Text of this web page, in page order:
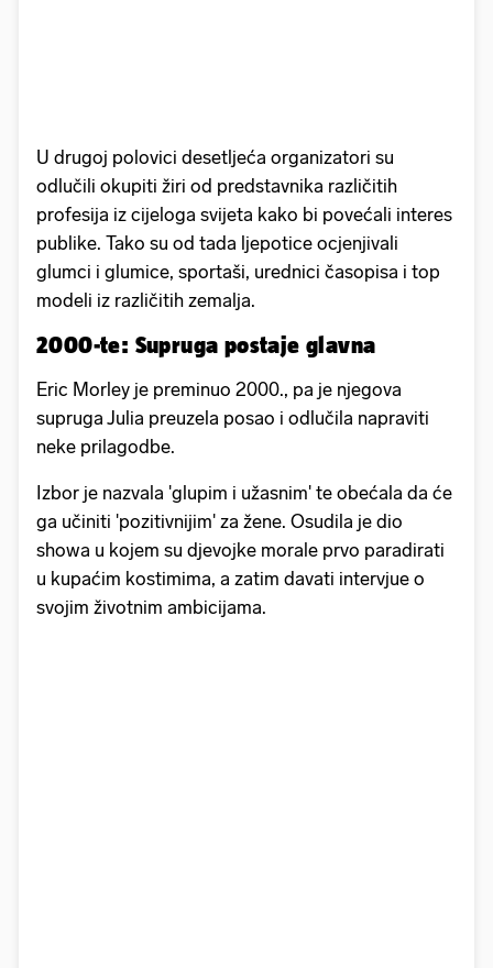
U drugoj polovici desetljeća organizatori su
odlučili okupiti žiri od predstavnika različitih
profesija iz cijeloga svijeta kako bi povećali interes
publike. Tako su od tada ljepotice ocjenjivali
glumci i glumice, sportaši, urednici časopisa i top
modeli iz različitih zemalja.
2000-te: Supruga postaje glavna
Eric Morley je preminuo 2000., pa je njegova
supruga Julia preuzela posao i odlučila napraviti
neke prilagodbe.
Izbor je nazvala 'glupim i užasnim' te obećala da će
ga učiniti 'pozitivnijim' za žene. Osudila je dio
showa u kojem su djevojke morale prvo paradirati
u kupaćim kostimima, a zatim davati intervjue o
svojim životnim ambicijama.